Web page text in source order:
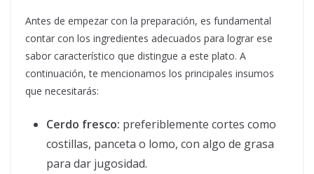
Antes de empezar con la preparación, es fundamental
contar con los ingredientes adecuados para lograr ese
sabor característico que distingue a este plato. A
continuación, te mencionamos los principales insumos
que necesitarás:
Cerdo fresco: preferiblemente cortes como
costillas, panceta o lomo, con algo de grasa
para dar jugosidad.